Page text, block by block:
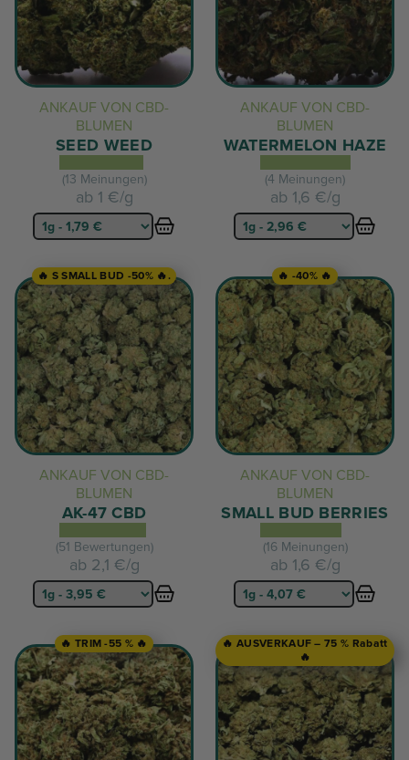
ANKAUF VON CBD-
BLUMEN
SEED WEED
(13 Meinungen)
ab 1 €/g
ANKAUF VON CBD-
BLUMEN
WATERMELON HAZE
(4 Meinungen)
ab 1,6 €/g
🔥 S SMALL BUD -50% 🔥.
ANKAUF VON CBD-
BLUMEN
AK-47 CBD
(51 Bewertungen)
ab 2,1 €/g
🔥 -40% 🔥
ANKAUF VON CBD-
BLUMEN
SMALL BUD BERRIES
(16 Meinungen)
ab 1,6 €/g
🔥 TRIM -55 % 🔥
🔥 AUSVERKAUF – 75 % Rabatt
🔥